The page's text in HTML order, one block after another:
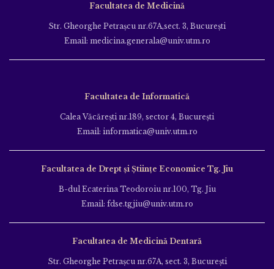
Facultatea de Medicină
Str. Gheorghe Petraşcu nr.67A,sect. 3, Bucureşti
Email: medicina.generala@univ.utm.ro
Facultatea de Informatică
Calea Văcăreşti nr.189, sector 4, Bucureşti
Email: informatica@univ.utm.ro
Facultatea de Drept și Științe Economice Tg. Jiu
B-dul Ecaterina Teodoroiu nr.100, Tg. Jiu
Email: fdse.tgjiu@univ.utm.ro
Facultatea de Medicină Dentară
Str. Gheorghe Petraşcu nr.67A, sect. 3, Bucureşti